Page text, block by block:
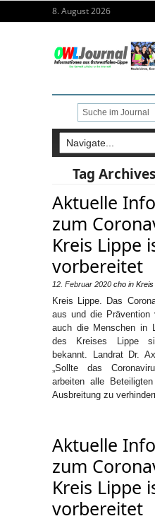
8. August 2026
Tag
Aktuelle
zum
Kreis Lippe
vorbereitet
12. Februar 2020 cho in Kreis
Kreis Lippe. Das
aus und die
auch die Menschen in
des Kreises Lippe
bekannt. Landrat Dr.
„Sollte das
arbeiten alle
Ausbreitung zu
Aktuelle
zum
Kreis Lippe
vorbereitet